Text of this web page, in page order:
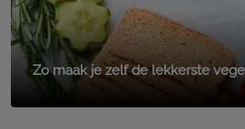
Zo maak je zelf de lekkerste